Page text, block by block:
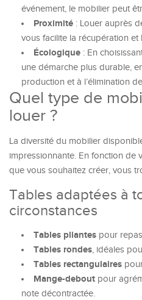
événement, le mobilier peut
Proximité : Louer auprès
vous facilite la récupération et
Écologique : En
une démarche plus durable,
production et à l’élimination
Quel type de
louer ?
La diversité du mobilier
impressionnante. En fonction de
que vous souhaitez créer, vous
Tables adaptées à
circonstances
Tables pliantes pour
Tables rondes, idéales
Tables rectangulaires
Mange-debout pour
note décontractée.